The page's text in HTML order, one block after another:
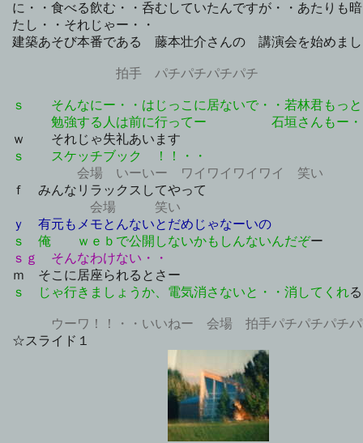
に・・食べる飲む・・呑むしていたんですが・・あたりも
たし・・それじゃー・・
建築あそび本番である 藤本壮介さんの 講演会を始めま
拍手 パチパチパチパチ
ｓ そんなにー・・はじっこに居ないで・・若林君もっと
勉強する人は前に行ってー
石垣さんもー
ｗ それじゃ失礼あいます
ｓ スケッチブック ！！・・
会場 いーいー ワイワイワイワイ 笑い
ｆ みんなリラックスしてやって
会場 笑い
ｙ 有元もメモとんないとだめじゃなーいの
ｓ 俺 ｗｅｂで公開しないかもしんないんだぞー
ｓｇ そんなわけない・・
ｍ そこに居座られるとさー
ｓ じゃ行きましょうか、電気消さないと・・消してくれる
ウーワ！！・・いいねー 会場 拍手パチパチパチ
☆スライド１